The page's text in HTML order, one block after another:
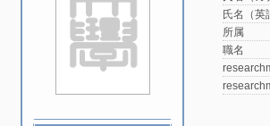
氏名（英
所属
職名